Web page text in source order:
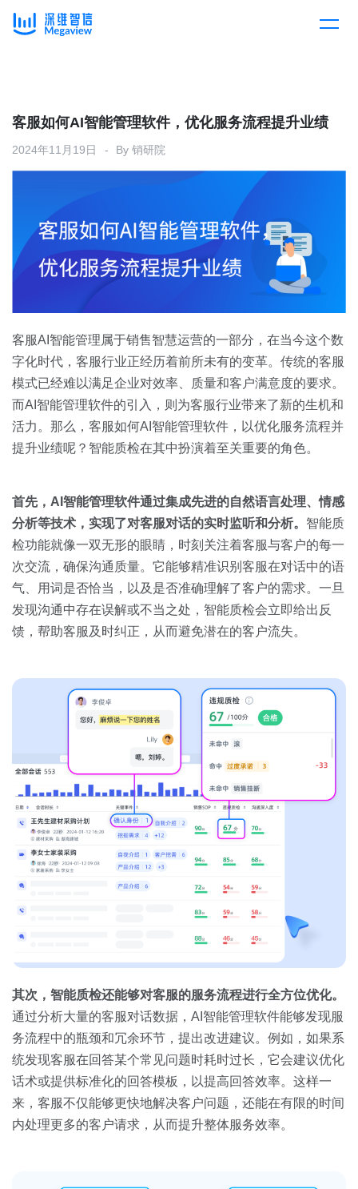
产品总览
产品集成
下载客户端
解决方案
按行业
消费医疗
汽车
房地产
金融
按角色
销售人员
销售管理
按业务场景
交易跟进
客户案例
开放平台
定价
资源中心
资源中心
全部
白皮书
关于我们
预约演示
客服如何AI智能管理软件，优化服务流程提升业绩
2024年11月19日 By 销研院
客服AI智能管理属于销售智慧运营的一部分，在当今这个数
字化时代，客服行业正经历着前所未有的变革。传统的客服
模式已经难以满足企业对效率、质量和客户满意度的要求。
而AI智能管理软件的引入，则为客服行业带来了新的生机和
活力。那么，客服如何AI智能管理软件，以优化服务流程并
提升业绩呢？智能质检在其中扮演着至关重要的角色。
首先， AI 智能管理软件通过集成先进的自然语言处理、情感
分析等技术，实现了对客服对话的实时监听和分析。 智能质
检功能就像一双无形的眼睛，时刻关注着客服与客户的每一
次交流，确保沟通质量。它能够精准识别客服在对话中的语
气、用词是否恰当，以及是否准确理解了客户的需求。一旦
发现沟通中存在误解或不当之处，智能质检会立即给出反
馈，帮助客服及时纠正，从而避免潜在的客户流失。
其次，智能质检还能够对客服的服务流程进行全方位优化。
通过分析大量的客服对话数据，AI智能管理软件能够发现服
务流程中的瓶颈和冗余环节，提出改进建议。例如，如果系
统发现客服在回答某个常见问题时耗时过长，它会建议优化
话术或提供标准化的回答模板，以提高回答效率。这样一
来，客服不仅能够更快地解决客户问题，还能在有限的时间
内处理更多的客户请求，从而提升整体服务效率。